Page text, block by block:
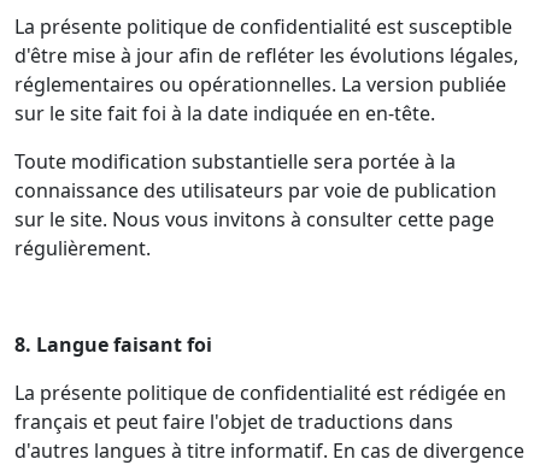
La présente politique de confidentialité est susceptible
d'être mise à jour afin de refléter les évolutions légales,
réglementaires ou opérationnelles. La version publiée
sur le site fait foi à la date indiquée en en-tête.
Toute modification substantielle sera portée à la
connaissance des utilisateurs par voie de publication
sur le site. Nous vous invitons à consulter cette page
régulièrement.
8. Langue faisant foi
La présente politique de confidentialité est rédigée en
français et peut faire l'objet de traductions dans
d'autres langues à titre informatif. En cas de divergence